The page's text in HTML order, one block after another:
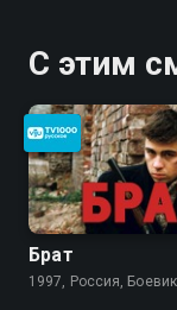
С этим
Брат
1997, Россия, Боевик